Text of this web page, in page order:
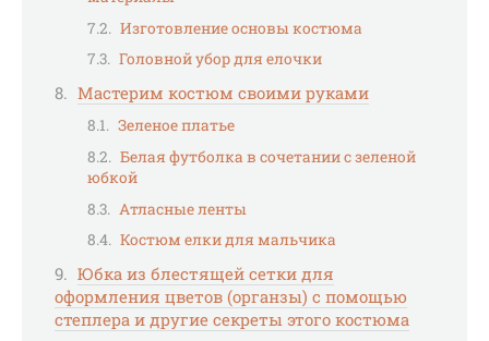
Изготовление основы костюма
Головной убор для елочки
Мастерим костюм своими руками
Зеленое платье
Белая футболка в сочетании с зеленой
юбкой
Атласные ленты
Костюм елки для мальчика
Юбка из блестящей сетки для
оформления цветов (органзы) с помощью
степлера и другие секреты этого костюма